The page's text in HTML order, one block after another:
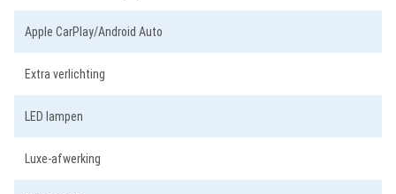
Apple CarPlay/Android Auto
Extra verlichting
LED lampen
Luxe-afwerking